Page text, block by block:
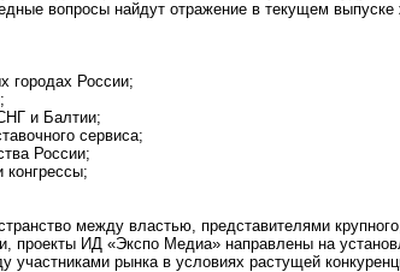
вопросы найдут отражение в текущем выпуске
городах России;
и Балтии;
сервиса;
России;
конгрессы;
между властью, представителями
проекты ИД «Экспо Медиа» направлены на
участниками рынка в условиях растущей